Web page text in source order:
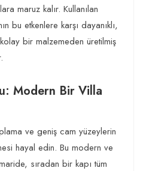
maruz kalır. Kullanılan
bu etkenlere karşı dayanıklı,
bir malzemeden üretilmiş
Modern Bir Villa
ve geniş cam yüzeylerin
hayal edin. Bu modern ve
sıradan bir kapı tüm